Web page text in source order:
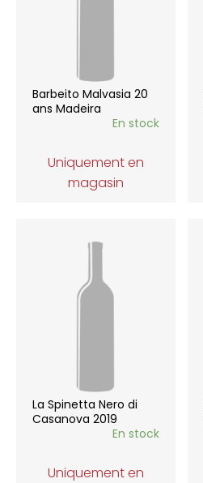
Barbeito Malvasia 20
ans Madeira
En stock
Uniquement en
magasin
La Spinetta Nero di
Casanova 2019
En stock
Uniquement en